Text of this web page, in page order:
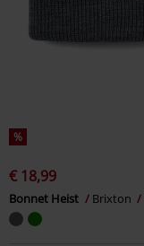
%
€ 18,99
Bonnet Heist Brixton